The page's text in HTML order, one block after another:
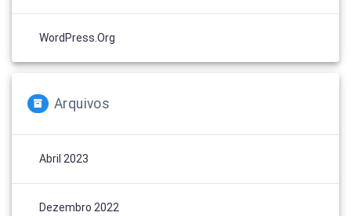
WordPress.org
Arquivos
Abril 2023
Dezembro 2022